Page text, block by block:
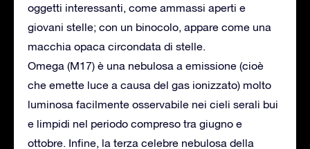
oggetti interessanti, come ammassi aperti e
giovani stelle; con un binocolo, appare come una
macchia opaca circondata di stelle.
Omega (M17) è una nebulosa a emissione (cioè
che emette luce a causa del gas ionizzato) molto
luminosa facilmente osservabile nei cieli serali bui
e limpidi nel periodo compreso tra giugno e
ottobre. Infine, la terza celebre nebulosa della